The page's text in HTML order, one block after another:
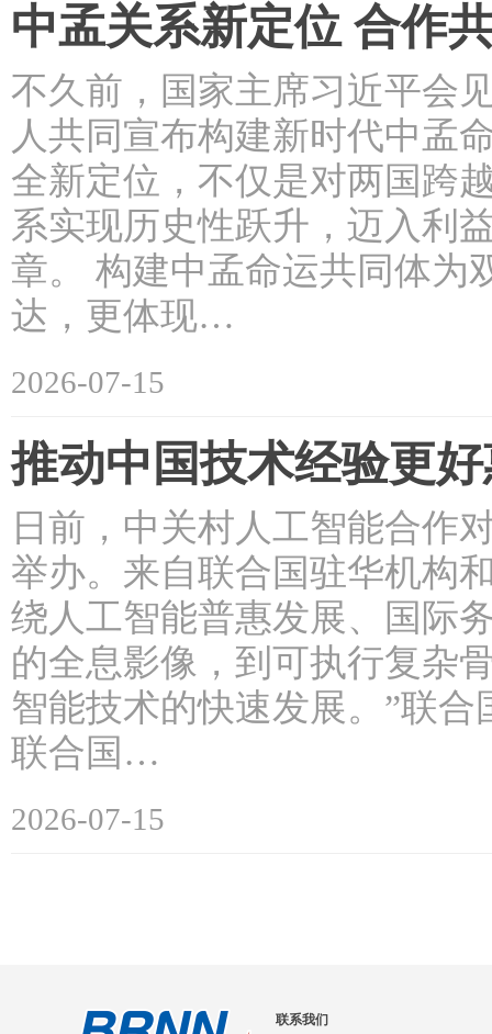
中孟关系新定位 合作
不久前，国家主席习近平会
人共同宣布构建新时代中孟
全新定位，不仅是对两国跨
系实现历史性跃升，迈入利
章。 构建中孟命运共同体为
达，更体现…
2026-07-15
推动中国技术经验更
日前，中关村人工智能合作
举办。来自联合国驻华机构
绕人工智能普惠发展、国际
的全息影像，到可执行复杂
智能技术的快速发展。”联
联合国…
2026-07-15
联系我们